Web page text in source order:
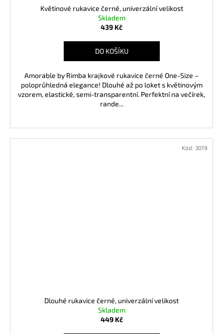
Květinové rukavice černé, univerzální velikost
Skladem
439 Kč
DO KOŠÍKU
Amorable by Rimba krajkové rukavice černé One-Size –
poloprůhledná elegance! Dlouhé až po loket s květinovým
vzorem, elastické, semi-transparentní. Perfektní na večírek,
rande...
Dlouhé rukavice černé, univerzální velikost
Skladem
449 Kč
Kód: 3019